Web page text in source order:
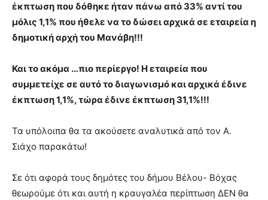
έκπτωση που δόθηκε ήταν πάνω από 33% αντί του
μόλις 1,1% που ήθελε να το δώσει αρχικά σε εταιρεία η
δημοτική αρχή του Μανάβη!!!
Και το ακόμα …πιο περίεργο! Η εταιρεία που
συμμετείχε σε αυτό το διαγωνισμό και αρχικά έδινε
έκπτωση 1,1%, τώρα έδινε έκπτωση 31,1%!!!
Τα υπόλοιπα θα τα ακούσετε αναλυτικά από τον Α.
Σιάχο παρακάτω!
Σε ότι αφορά τους δημότες του δήμου Βέλου- Βόχας
θεωρούμε ότι και αυτή η κραυγαλέα περίπτωση ΔΕΝ θα